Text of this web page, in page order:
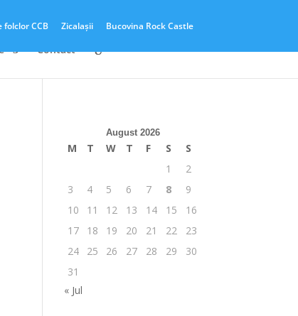
folclor CCB Zicalașii
Bucovina Rock Castle
Contact
August 2026
M T W T F S
S
1
2
3
4 5 6 7 8
9
10
11 12 13 14 15
16
17
18 19 20 21 22
23
24
25 26 27 28 29
30
31
« Jul